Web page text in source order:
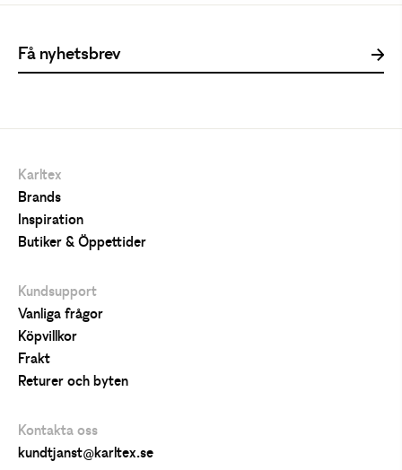
Karltex
Brands
Inspiration
Butiker & Öppettider
Kundsupport
Vanliga frågor
Köpvillkor
Frakt
Returer och byten
Kontakta oss
kundtjanst@karltex.se